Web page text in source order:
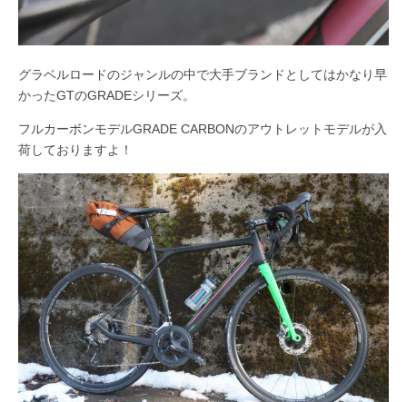
グラベルロードのジャンルの中で大手ブランドとしてはかなり早
かったGTのGRADEシリーズ。
フルカーボンモデルGRADE CARBONのアウトレットモデルが入
荷しておりますよ！